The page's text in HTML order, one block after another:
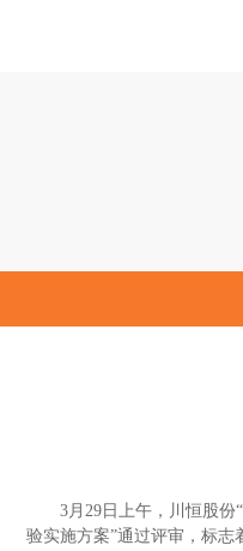
3月29日上午，川恒股
验实施方案”通过评审，标志